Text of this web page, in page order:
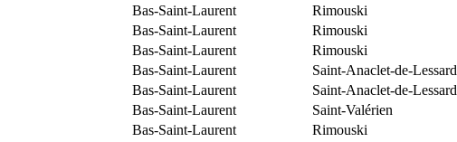
Bas-Saint-Laurent
Rimouski
Bas-Saint-Laurent
Rimouski
Bas-Saint-Laurent
Rimouski
Bas-Saint-Laurent
Saint-Anaclet-de-Lessard
Bas-Saint-Laurent
Saint-Anaclet-de-Lessard
Bas-Saint-Laurent
Saint-Valérien
Bas-Saint-Laurent Rimouski